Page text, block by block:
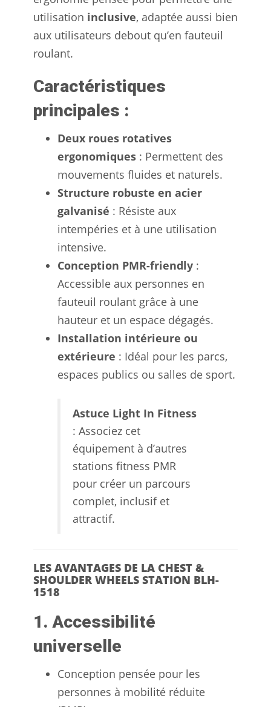
utilisation inclusive, adaptée aussi bien
aux utilisateurs debout qu’en fauteuil
roulant.
Caractéristiques
principales :
Deux roues rotatives
ergonomiques : Permettent des
mouvements fluides et naturels.
Structure robuste en acier
galvanisé : Résiste aux
intempéries et à une utilisation
intensive.
Conception PMR-friendly :
Accessible aux personnes en
fauteuil roulant grâce à une
hauteur et un espace dégagés.
Installation intérieure ou
extérieure : Idéal pour les parcs,
espaces publics ou salles de sport.
Astuce Light In Fitness
: Associez cet
équipement à d’autres
stations fitness PMR
pour créer un parcours
complet, inclusif et
attractif.
LES AVANTAGES DE LA CHEST &
SHOULDER WHEELS STATION BLH-
1518
1. Accessibilité
universelle
Conception pensée pour les
personnes à mobilité réduite